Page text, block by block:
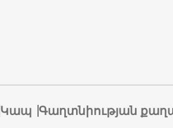
Կապ Գաղտնիության